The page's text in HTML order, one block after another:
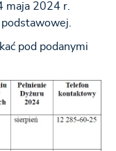
maja 2024 r.
pod podanymi